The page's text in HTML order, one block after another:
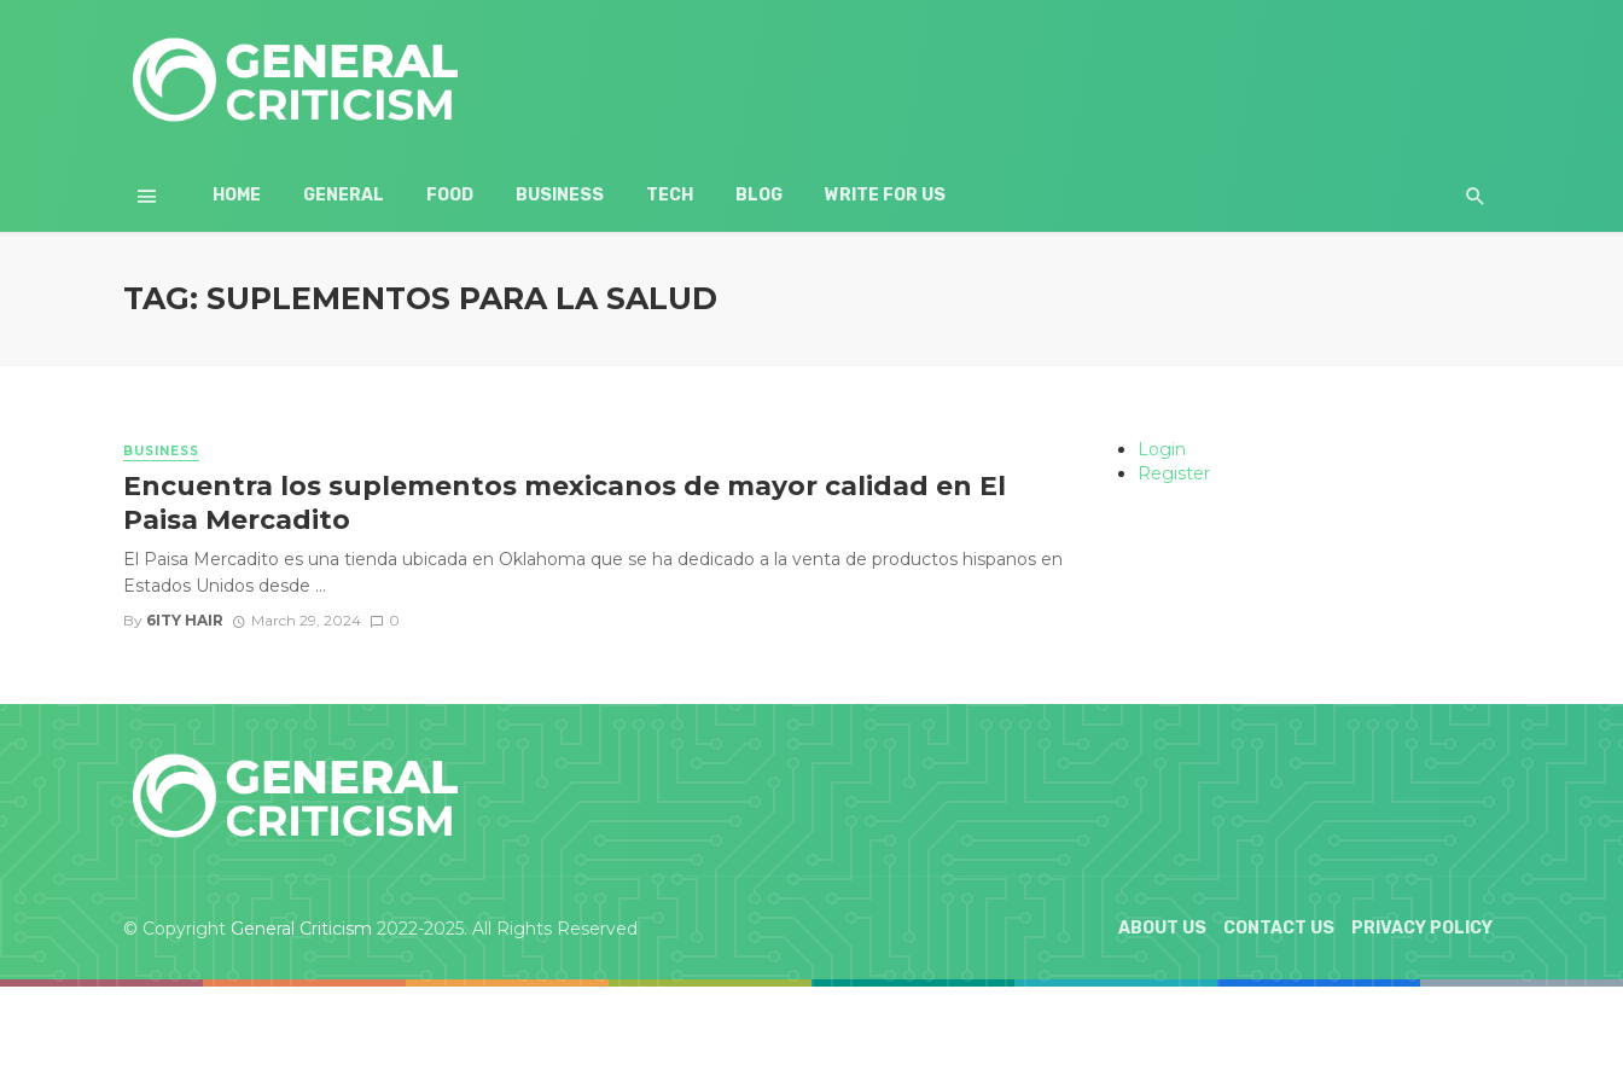
HOME GENERAL FOOD BUSINESS TECH BLOG WRITE FOR US
TAG: SUPLEMENTOS PARA LA SALUD
BUSINESS
Encuentra los suplementos mexicanos de mayor calidad en El
Paisa Mercadito
El Paisa Mercadito es una tienda ubicada en Oklahoma que se ha dedicado a la venta de productos hispanos en
Estados Unidos desde ...
By 6ITY HAIR March 29, 2024 0
Login
Register
© Copyright General Criticism 2022-2025. All Rights Reserved ABOUT US CONTACT US PRIVACY POLICY